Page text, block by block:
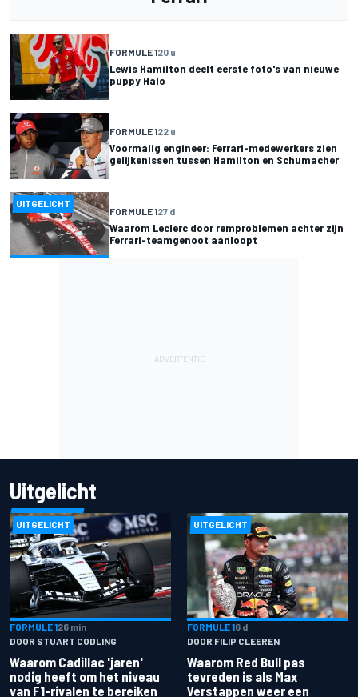
FORMULE 120 u
Lewis Hamilton deelt eerste foto's van nieuwe
puppy Halo
FORMULE 122 u
Voormalig engineer: Ferrari-medewerkers zien
gelijkenissen tussen Hamilton en Schumacher
UITGELICHT
FORMULE 127 d
Waarom Leclerc door remproblemen achter zijn
Ferrari-teamgenoot aanloopt
Uitgelicht
UITGELICHT
FORMULE 126 min
DOOR STUART CODLING
Waarom Cadillac 'jaren'
nodig heeft om het niveau
van F1-rivalen te bereiken
UITGELICHT
FORMULE 16 d
DOOR FILIP CLEEREN
Waarom Red Bull pas
tevreden is als Max
Verstappen weer een